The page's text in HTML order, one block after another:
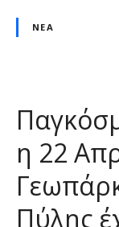
ΝΈΑ
η 22
Πύλης